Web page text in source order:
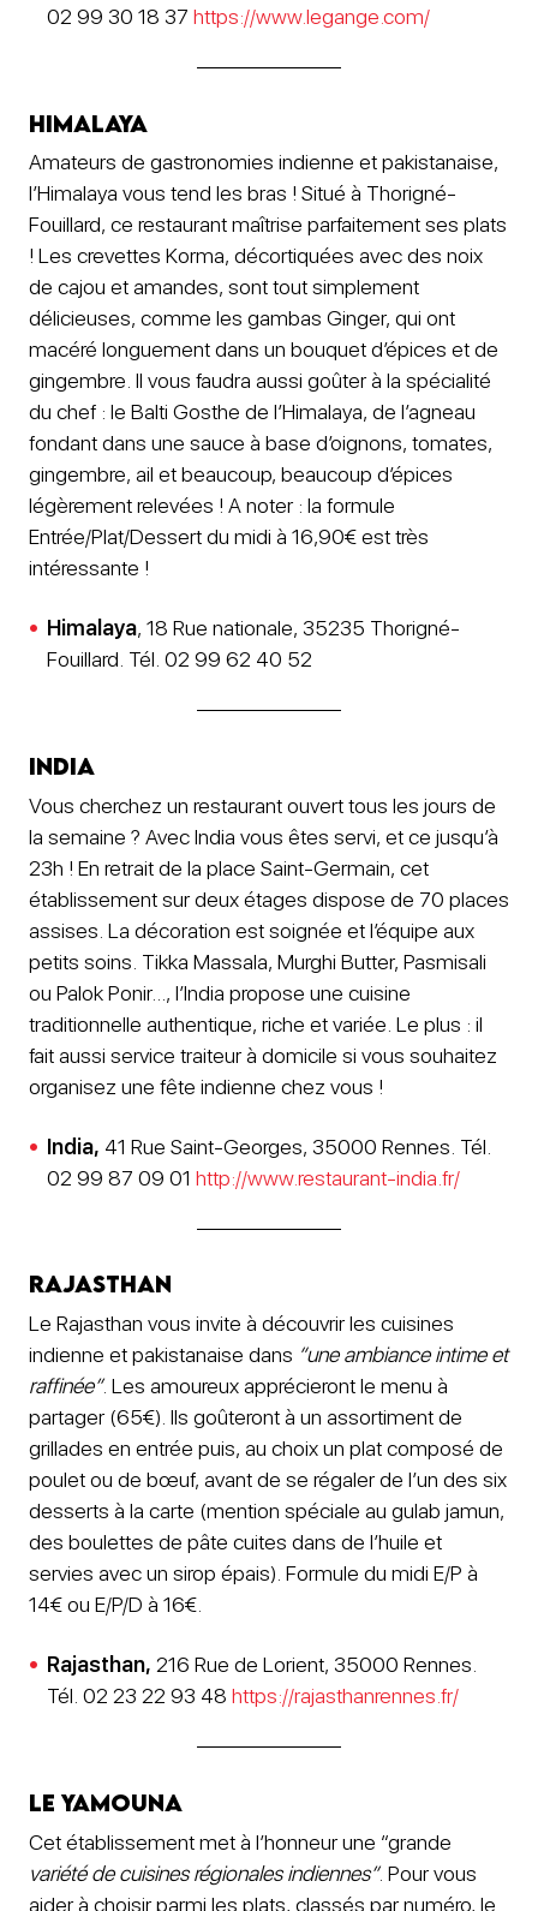
02 99 30 18 37 https://www.legange.com/
Himalaya
Amateurs de gastronomies indienne et pakistanaise,
l’Himalaya vous tend les bras ! Situé à Thorigné-
Fouillard, ce restaurant maîtrise parfaitement ses plats
! Les crevettes Korma, décortiquées avec des noix
de cajou et amandes, sont tout simplement
délicieuses, comme les gambas Ginger, qui ont
macéré longuement dans un bouquet d’épices et de
gingembre. Il vous faudra aussi goûter à la spécialité
du chef : le Balti Gosthe de l’Himalaya, de l’agneau
fondant dans une sauce à base d’oignons, tomates,
gingembre, ail et beaucoup, beaucoup d’épices
légèrement relevées ! A noter : la formule
Entrée/Plat/Dessert du midi à 16,90€ est très
intéressante !
Himalaya, 18 Rue nationale, 35235 Thorigné-
Fouillard. Tél. 02 99 62 40 52
India
Vous cherchez un restaurant ouvert tous les jours de
la semaine ? Avec India vous êtes servi, et ce jusqu’à
23h ! En retrait de la place Saint-Germain, cet
établissement sur deux étages dispose de 70 places
assises. La décoration est soignée et l’équipe aux
petits soins. Tikka Massala, Murghi Butter, Pasmisali
ou Palok Ponir…, l’India propose une cuisine
traditionnelle authentique, riche et variée. Le plus : il
fait aussi service traiteur à domicile si vous souhaitez
organisez une fête indienne chez vous !
India, 41 Rue Saint-Georges, 35000 Rennes. Tél.
02 99 87 09 01 http://www.restaurant-india.fr/
Rajasthan
Le Rajasthan vous invite à découvrir les cuisines
indienne et pakistanaise dans “une ambiance intime et
raffinée”. Les amoureux apprécieront le menu à
partager (65€). Ils goûteront à un assortiment de
grillades en entrée puis, au choix un plat composé de
poulet ou de bœuf, avant de se régaler de l’un des six
desserts à la carte (mention spéciale au gulab jamun,
des boulettes de pâte cuites dans de l’huile et
servies avec un sirop épais). Formule du midi E/P à
14€ ou E/P/D à 16€.
Rajasthan, 216 Rue de Lorient, 35000 Rennes.
Tél. 02 23 22 93 48 https://rajasthanrennes.fr/
Le Yamouna
Cet établissement met à l’honneur une “grande
variété de cuisines régionales indiennes”. Pour vous
aider à choisir parmi les plats, classés par numéro, le